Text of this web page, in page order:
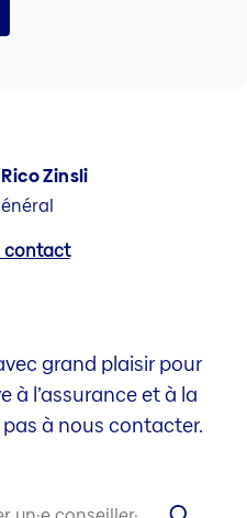
Zinsli
contact
grand plaisir pour
l’assurance et à la
pas à nous contacter.